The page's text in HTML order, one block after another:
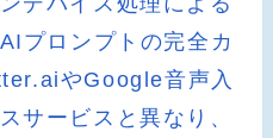
プロンプトの完全カ
やGoogle音声入
サービスと異なり、